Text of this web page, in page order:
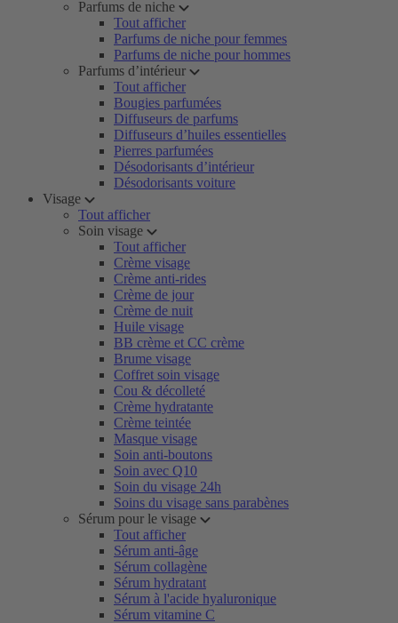
Parfums de niche
Tout afficher
Parfums de niche pour femmes
Parfums de niche pour hommes
Parfums d’intérieur
Tout afficher
Bougies parfumées
Diffuseurs de parfums
Diffuseurs d’huiles essentielles
Pierres parfumées
Désodorisants d’intérieur
Désodorisants voiture
Visage
Tout afficher
Soin visage
Tout afficher
Crème visage
Crème anti-rides
Crème de jour
Crème de nuit
Huile visage
BB crème et CC crème
Brume visage
Coffret soin visage
Cou & décolleté
Crème hydratante
Crème teintée
Masque visage
Soin anti-boutons
Soin avec Q10
Soin du visage 24h
Soins du visage sans parabènes
Sérum pour le visage
Tout afficher
Sérum anti-âge
Sérum collagène
Sérum hydratant
Sérum à l'acide hyaluronique
Sérum vitamine C